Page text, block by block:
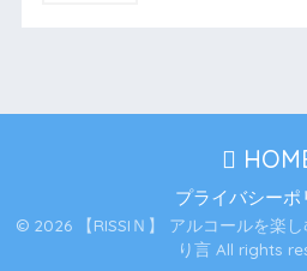
プライバシーポ
© 2026 【RISSIＮ】 アルコールを楽
り言 All rights